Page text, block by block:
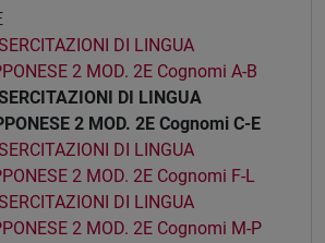
DI LINGUA
2 MOD. 2E Cognomi A-B
DI LINGUA
2 MOD. 2E Cognomi C-E
DI LINGUA
2 MOD. 2E Cognomi F-L
DI LINGUA
2 MOD. 2E Cognomi M-P